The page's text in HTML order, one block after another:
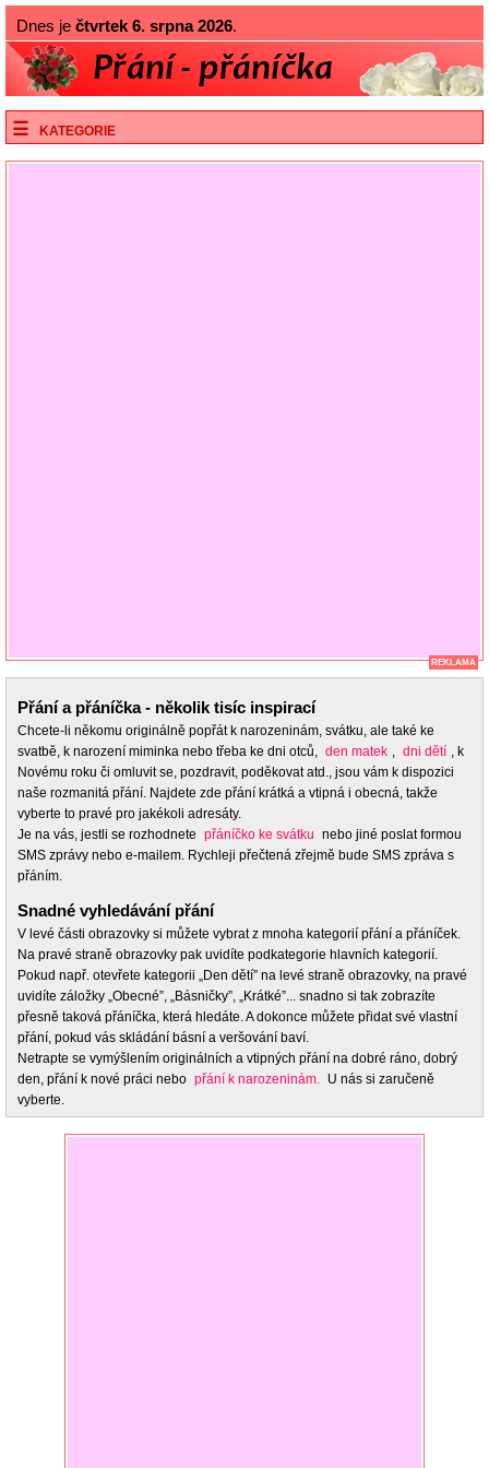
Dnes je čtvrtek 6. srpna 2026.
KATEGORIE
REKLAMA
Přání a přáníčka - několik tisíc inspirací
Chcete-li někomu originálně popřát k narozeninám, svátku, ale také ke
svatbě, k narození miminka nebo třeba ke dni otců, den matek , dni dětí , k
Novému roku či omluvit se, pozdravit, poděkovat atd., jsou vám k dispozici
naše rozmanitá přání. Najdete zde přání krátká a vtipná i obecná, takže
vyberte to pravé pro jakékoli adresáty.
Je na vás, jestli se rozhodnete přáníčko ke svátku nebo jiné poslat formou
SMS zprávy nebo e-mailem. Rychleji přečtená zřejmě bude SMS zpráva s
přáním.
Snadné vyhledávání přání
V levé části obrazovky si můžete vybrat z mnoha kategorií přání a přáníček.
Na pravé straně obrazovky pak uvidíte podkategorie hlavních kategorií.
Pokud např. otevřete kategorii „Den dětí” na levé straně obrazovky, na pravé
uvidíte záložky „Obecné”, „Básničky”, „Krátké”... snadno si tak zobrazíte
přesně taková přáníčka, která hledáte. A dokonce můžete přidat své vlastní
přání, pokud vás skládání básní a veršování baví.
Netrapte se vymýšlením originálních a vtipných přání na dobré ráno, dobrý
den, přání k nové práci nebo přání k narozeninám. U nás si zaručeně
vyberte.